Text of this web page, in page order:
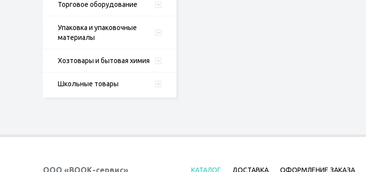
Торговое оборудование
Упаковка и упаковочные
материалы
Хозтовары и бытовая химия
Школьные товары
ООО «ВООК-сервис» КАТАЛОГ ДОСТАВКА ОФОРМЛЕНИЕ ЗАКАЗА